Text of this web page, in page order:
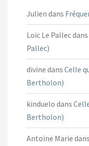
Julien dans
Loïc Le Pallecdans
Pallec)
divine dans Celle
Bertholon)
kinduelo dans
Bertholon)
Antoine Marie dans